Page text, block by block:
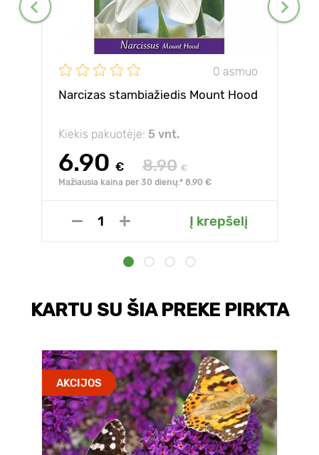
0 asmuo
Narcizas stambiažiedis Mount Hood
Kiekis pakuotėje: 5 vnt.
6.90 € 8.90 €
Mažiausia kaina per 30 dienų:* 8.90 €
Į krepšelį
KARTU SU ŠIA PREKE PIRKTA
AKCIJOS